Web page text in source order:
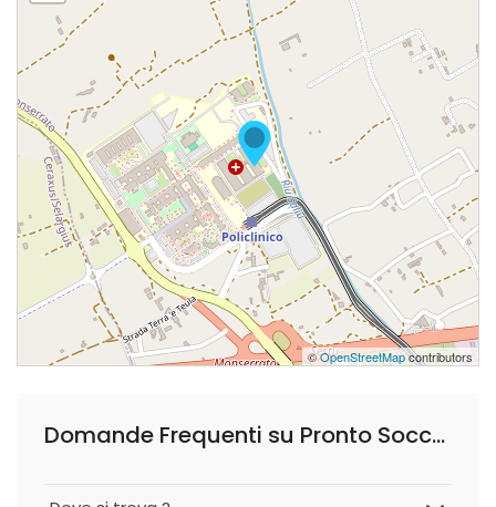
©OpenStreetMapcontributors
Domande Frequenti su Pronto Soccorso Policlinico